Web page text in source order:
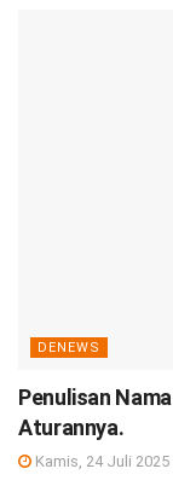
DENEWS
Penulisan
Aturannya.
Kamis, 24 Juli 2025